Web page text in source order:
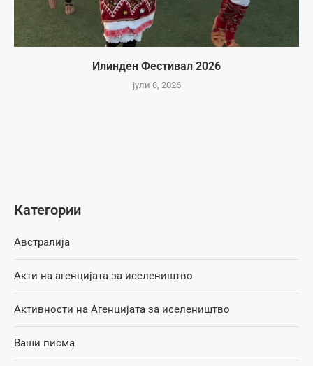
Илинден Фестивал 2026
јули 8, 2026
Категории
Австралија
Акти на агенцијата за иселеништво
Активности на Агенцијата за иселеништво
Ваши писма